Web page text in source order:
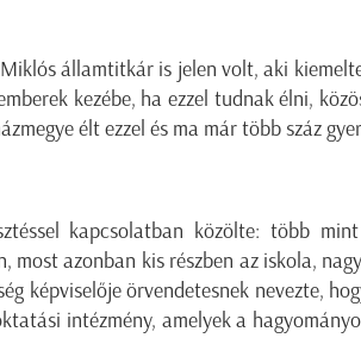
államtitkár is jelen volt, aki
kezébe, ha ezzel tudnak élni,
élt ezzel és ma már több száz
kapcsolatban közölte: több
most azonban kis részben az iskola,
képviselője örvendetesnek nevezte,
intézmény, amelyek a